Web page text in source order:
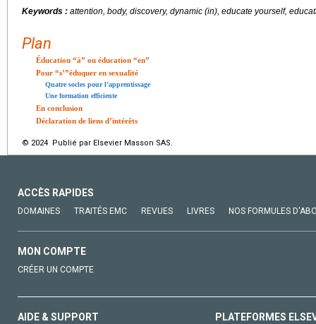
Keywords : attention, body, discovery, dynamic (in), educate yourself,
Plan
Éducation “à” ou éducation “en”
Pour “s’”éduquer en sexualité
Quatre socles pour l’apprentissage
Une formation efficiente
En conclusion
Déclaration de liens d’intérêts
© 2024 Publié par Elsevier Masson SAS.
ACCÈS RAPIDES
DOMAINES TRAITÉS EMC REVUES LIVRES NOS FORMULES
MON COMPTE
CRÉER UN COMPTE
AIDE & SUPPORT PLATEFORMES